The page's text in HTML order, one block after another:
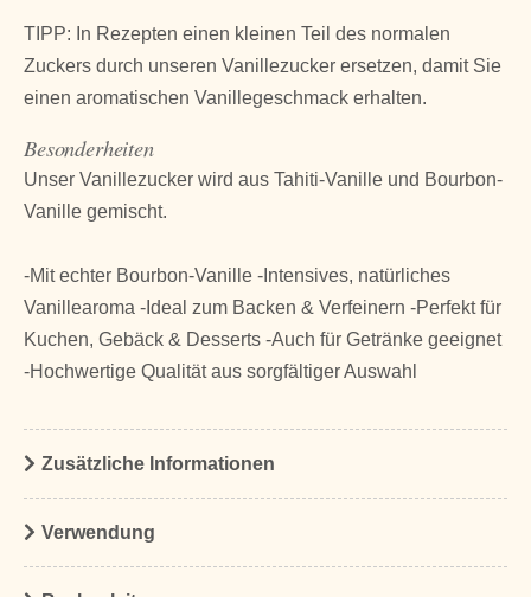
TIPP: In Rezepten einen kleinen Teil des normalen
Zuckers durch unseren Vanillezucker ersetzen, damit Sie
einen aromatischen Vanillegeschmack erhalten.
Besonderheiten
Unser Vanillezucker wird aus Tahiti-Vanille und Bourbon-
Vanille gemischt.
-Mit echter Bourbon-Vanille -Intensives, natürliches
Vanillearoma -Ideal zum Backen & Verfeinern -Perfekt für
Kuchen, Gebäck & Desserts -Auch für Getränke geeignet
-Hochwertige Qualität aus sorgfältiger Auswahl
Zusätzliche Informationen
Verwendung